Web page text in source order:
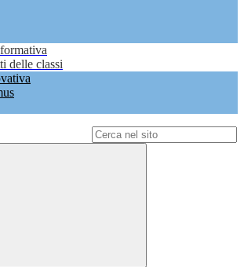
delle classi